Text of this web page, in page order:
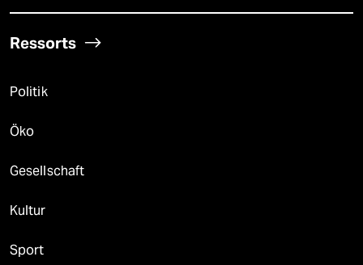
Ressorts
Politik
Öko
Gesellschaft
Kultur
Sport